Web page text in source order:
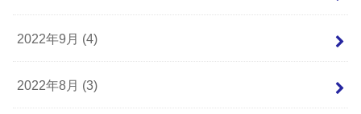
2022年9月 (4)
2022年8月 (3)